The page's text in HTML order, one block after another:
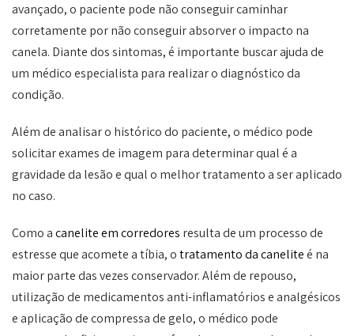
avançado, o paciente pode não conseguir caminhar
corretamente por não conseguir absorver o impacto na
canela. Diante dos sintomas, é importante buscar ajuda de
um médico especialista para realizar o diagnóstico da
condição.
Além de analisar o histórico do paciente, o médico pode
solicitar exames de imagem para determinar qual é a
gravidade da lesão e qual o melhor tratamento a ser aplicado
no caso.
Como acanelite em corredores resulta de um processo de
estresse que acomete a tíbia, otratamento da caneliteé na
maior parte das vezes conservador. Além de repouso,
utilização de medicamentos anti-inflamatórios e analgésicos
e aplicação de compressa de gelo, o médico pode